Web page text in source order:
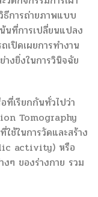
การถ่ายภาพแบบ
นที่การเปลี่ยนแปลง
เปิดเผยการทำงาน
างยิ่งในการวินิจฉัย
ที่เรียกกันทั่วไปว่า
Tomography
ช้ในการวัดและสร้าง
activity) หรือ
งๆ ของร่างกาย รวม